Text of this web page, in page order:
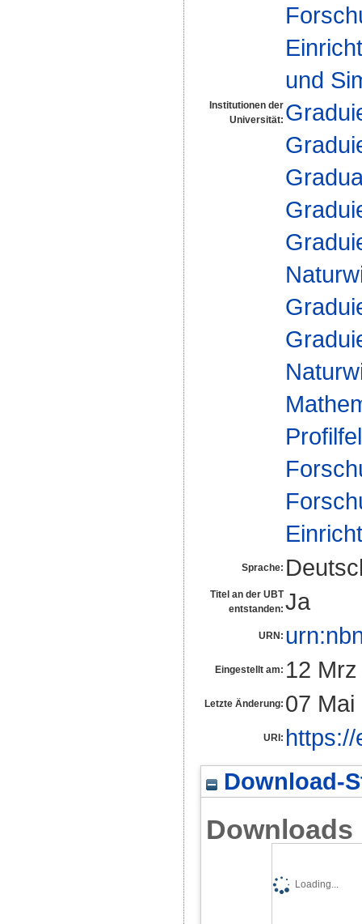
Institutionen der
Universität:
und
Sprache:
Titel an der UBT
entstanden: Ja
URN:
Eingestellt am: 12
Letzte Änderung: 07 Mai
URI:
Download-
Downloads
Loading...